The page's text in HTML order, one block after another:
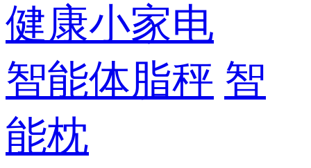
健康小家电
智能体脂秤 智
能枕